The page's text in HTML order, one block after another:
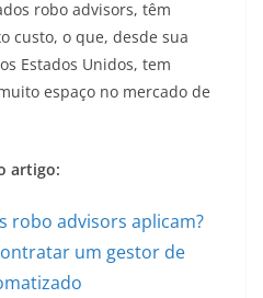
robo advisors, têm
custo, o que, desde sua
Estados Unidos, tem
espaço no mercado de
artigo:
robo advisors aplicam?
um gestor de